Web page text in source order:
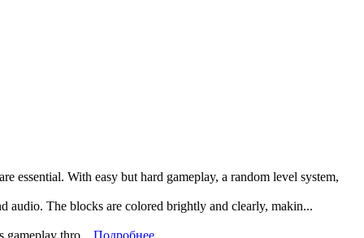
essential. With easy but hard gameplay, a random level system,
audio. The blocks are colored brightly and clearly, makin...
gameplay thro... Подробнее